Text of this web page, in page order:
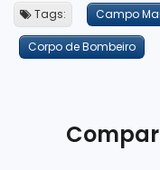
Tags: Campo
Corpo de Bombeiro